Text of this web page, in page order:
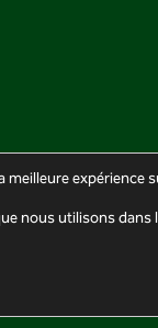
expérience
nous utilisons dans